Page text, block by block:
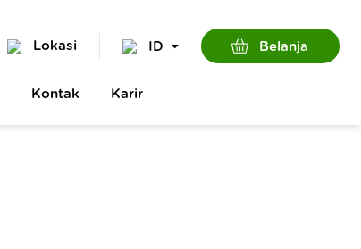
Lokasi ID Belanja
Kontak Karir